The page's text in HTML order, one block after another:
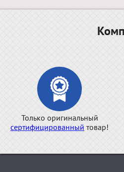
Только оригинальный
сертифицированный товар!